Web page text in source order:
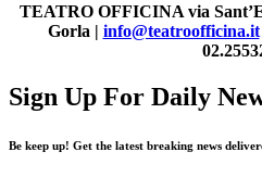
TEATRO OFFICINAvia
Gorla | info@teatroofficina.it
Sign Up For Daily
Be keep up! Get the latest breaking news